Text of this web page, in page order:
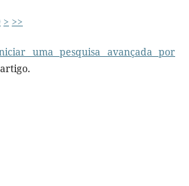
> >>
uma pesquisa avançada por